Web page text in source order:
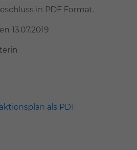
in PDF Format.
13.07.2019
als PDF